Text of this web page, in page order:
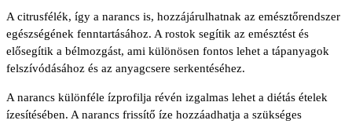
A citrusfélék, így a narancs is, hozzájárulhatnak az emésztőrendszer
egészségének fenntartásához. A rostok segítik az emésztést és
elősegítik a bélmozgást, ami különösen fontos lehet a tápanyagok
felszívódásához és az anyagcsere serkentéséhez.
A narancs különféle ízprofilja révén izgalmas lehet a diétás ételek
ízesítésében. A narancs frissítő íze hozzáadhatja a szükséges